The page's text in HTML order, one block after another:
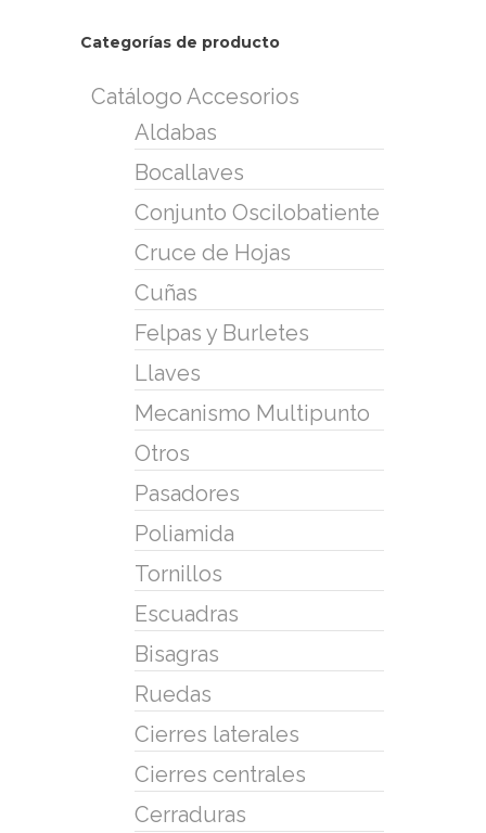
Categorías de producto
Catálogo Accesorios
Aldabas
Bocallaves
Conjunto Oscilobatiente
Cruce de Hojas
Cuñas
Felpas y Burletes
Llaves
Mecanismo Multipunto
Otros
Pasadores
Poliamida
Tornillos
Escuadras
Bisagras
Ruedas
Cierres laterales
Cierres centrales
Cerraduras